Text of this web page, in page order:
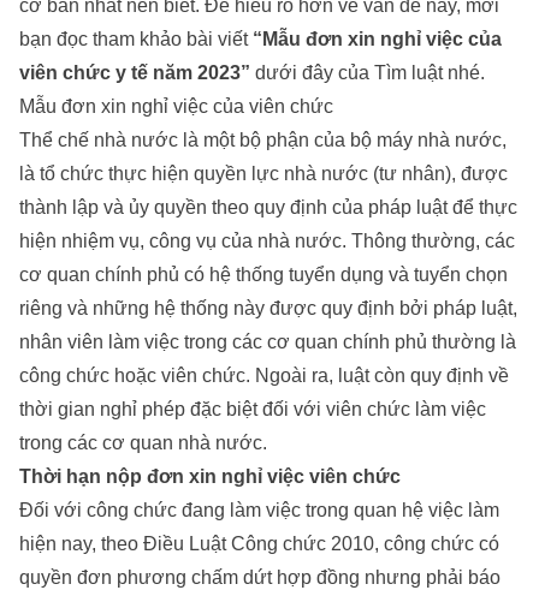
cơ bản nhất nên biết. Để hiểu rõ hơn về vấn đề này, mời
bạn đọc tham khảo bài viết “Mẫu đơn xin nghỉ việc của
viên chức y tế năm 2023” dưới đây của Tìm luật nhé.
Mẫu đơn xin nghỉ việc của viên chức
Thể chế nhà nước là một bộ phận của bộ máy nhà nước,
là tổ chức thực hiện quyền lực nhà nước (tư nhân), được
thành lập và ủy quyền theo quy định của pháp luật để thực
hiện nhiệm vụ, công vụ của nhà nước. Thông thường, các
cơ quan chính phủ có hệ thống tuyển dụng và tuyển chọn
riêng và những hệ thống này được quy định bởi pháp luật,
nhân viên làm việc trong các cơ quan chính phủ thường là
công chức hoặc viên chức. Ngoài ra, luật còn quy định về
thời gian nghỉ phép đặc biệt đối với viên chức làm việc
trong các cơ quan nhà nước.
Thời hạn nộp đơn xin nghỉ việc viên chức
Đối với công chức đang làm việc trong quan hệ việc làm
hiện nay, theo Điều Luật Công chức 2010, công chức có
quyền đơn phương chấm dứt hợp đồng nhưng phải báo